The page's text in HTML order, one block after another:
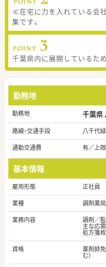
≪在宅に力を入れている会
集です。
千葉県内に展開しているた
勤務地
勤務地 千葉県
路線・交通手段
八千代
通勤交通費
有／上
基本情報
雇用形態
正社員
業種
調剤薬局
業務内容
調剤／
主な応
処方箋
資格
薬剤師
む）